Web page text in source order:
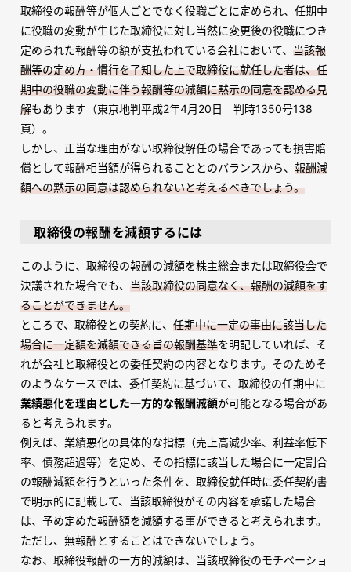
取締役の報酬等が個人ごとでなく役職ごとに定められ、任期中
に役職の変動が生じた取締役に対し当然に変更後の役職につき
定められた報酬等の額が支払われている会社において、 当該報
酬等の定め方・慣行を了知した上で取締役に就任した者は、任
期中の役職の変動に伴う報酬等の減額に黙示の同意を認める見
解もあります（東京地判平成2年4月20日 判時1350号138
頁）。
しかし、正当な理由がない取締役解任の場合であっても損害賠
償として報酬相当額が得られることとのバランスから、 報酬減
額への黙示の同意は認められないと考えるべきでしょう。
取締役の報酬を減額するには
このように、取締役の報酬の減額を株主総会または取締役会で
決議された場合でも、 当該取締役の同意なく、報酬の減額をす
ることができません。
ところで、取締役との契約に、 任期中に一定の事由に該当した
場合に一定額を減額できる旨の報酬基準を明記していれば、そ
れが会社と取締役との委任契約の内容となります。そのためそ
のようなケースでは、委任契約に基づいて、取締役の任期中に
業績悪化を理由とした一方的な報酬減額が可能となる場合があ
ると考えられます。
例えば、業績悪化の具体的な指標（売上高減少率、利益率低下
率、債務超過等）を定め、その指標に該当した場合に一定割合
の報酬減額を行うといった条件を、取締役就任時に委任契約書
で明示的に記載して、当該取締役がその内容を承諾した場合
は、予め定めた報酬額を減額する事ができると考えられます。
ただし、無報酬とすることはできないでしょう。
なお、取締役報酬の一方的減額は、当該取締役のモチベーショ